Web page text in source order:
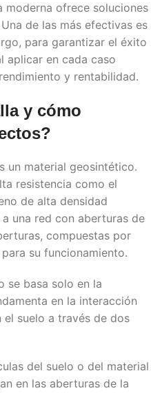
moderna ofrece soluciones
de las más efectivas es
para garantizar el éxito
aplicar en cada caso
y rentabilidad.
y cómo
un material geosintético.
resistencia como el
de alta densidad
a una red con aberturas de
compuestas por
su funcionamiento.
se basa solo en la
en la interacción
el suelo a través de dos
del suelo o del material
en las aberturas de la